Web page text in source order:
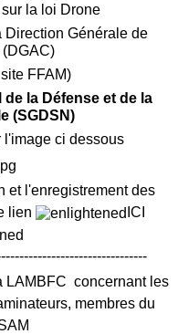
la loi Drone
Générale de
FFAM)
de la Défense et de la
(SGDSN)
ci dessous
et l'enregistrement des
lien
ICI
LAMBFC concernant les
membres du